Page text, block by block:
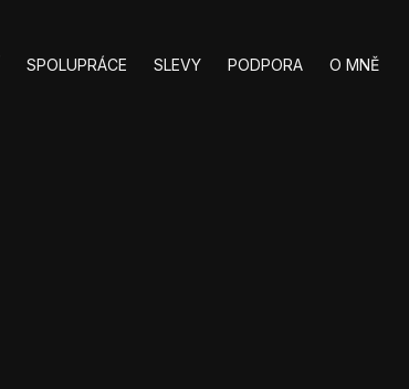
SPOLUPRÁCE SLEVY PODPORA O MNĚ